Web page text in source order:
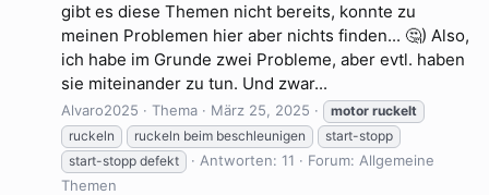
gibt es diese Themen nicht bereits, konnte zu
meinen Problemen hier aber nichts finden... 🤔) Also,
ich habe im Grunde zwei Probleme, aber evtl. haben
sie miteinander zu tun. Und zwar...
Alvaro2025 Thema März 25, 2025 motor ruckelt
ruckeln
ruckeln beim beschleunigen
start-stopp
start-stopp defekt
Antworten: 11 Forum: Allgemeine
Themen